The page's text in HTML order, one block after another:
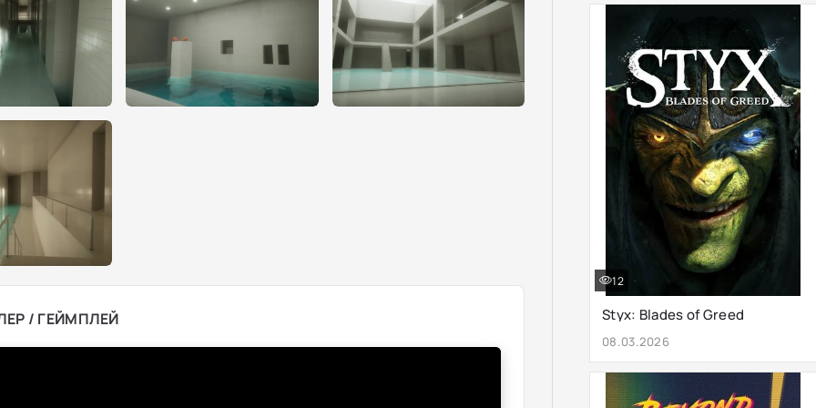
/ ГЕЙМПЛЕЙ Styx: Blades of Greed
08.03.2026
12